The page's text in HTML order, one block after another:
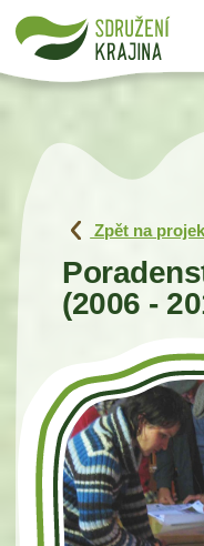
Zpět na
(2006 -